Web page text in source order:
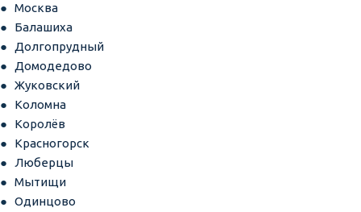
Москва
Балашиха
Долгопрудный
Домодедово
Жуковский
Коломна
Королёв
Красногорск
Люберцы
Мытищи
Одинцово